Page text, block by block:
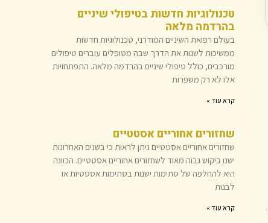
טכנולוגיות חדשות בטיפולי שיניים
בהרדמה מלאה
בעולם רפואת השיניים המודרני, טכנולוגיות חדשות
ממשיכות לשנות את הדרך שבה מטופלים עוברים טיפולים
מורכבים, כולל טיפולי שיניים בהרדמה מלאה. התפתחויות
אלו לא רק משפרות
קרא עוד »
שחזורים אחוריים אסטטיים
שחזורים אחוריים אסטטיים ניתן לראות כי בשנים האחרונות
ישנו ביקוש גבוה מאוד לשחזורים אחוריים אסטטיים. הכוונה
היא להחלפה של סתימות ישנות בסתימות אסטטיות או
לבנות
קרא עוד »